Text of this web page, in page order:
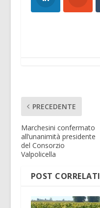
PRECEDENTE
Marchesini confermato
all’unanimità presidente
del Consorzio
Valpolicella
POST CORRELATI